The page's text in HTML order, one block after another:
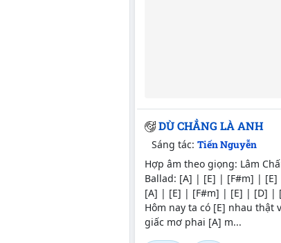
DÙ CHẲNG LÀ ANH
Sáng tác:Tiến Nguyễn
Hợp âm theo giọng: Lâm
Ballad: [A] | [E] | [F#m] |
[A] | [E] | [F#m] | [E] | [D] |
Hôm nay ta có [E] nhau thật
giấc mơ phai [A] m...